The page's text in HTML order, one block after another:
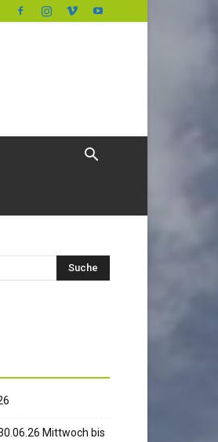
Mittwoch bis